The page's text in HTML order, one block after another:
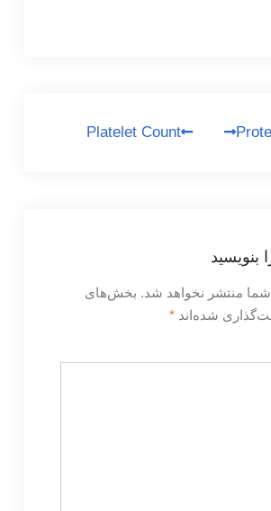
Platelet Count
بنویسید
شما منتشر نخواهد شد. بخش‌های
شده‌اند *